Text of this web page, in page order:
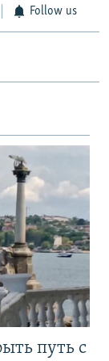
Follow us
путь с